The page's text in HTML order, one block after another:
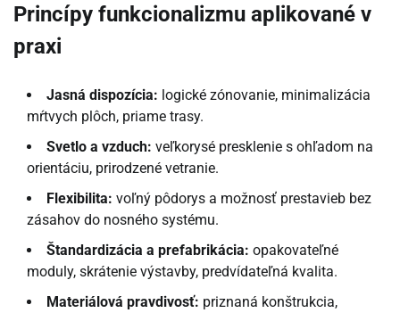
Princípy funkcionalizmu aplikované v
praxi
Jasná dispozícia: logické zónovanie, minimalizácia
mŕtvych plôch, priame trasy.
Svetlo a vzduch: veľkorysé presklenie s ohľadom na
orientáciu, prirodzené vetranie.
Flexibilita: voľný pôdorys a možnosť prestavieb bez
zásahov do nosného systému.
Štandardizácia a prefabrikácia: opakovateľné
moduly, skrátenie výstavby, predvídateľná kvalita.
Materiálová pravdivosť: priznaná konštrukcia,